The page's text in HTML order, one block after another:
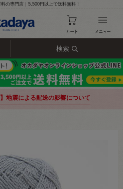
の専門店｜5,500円以上で送料無料！
検索
地震による配送の影響について